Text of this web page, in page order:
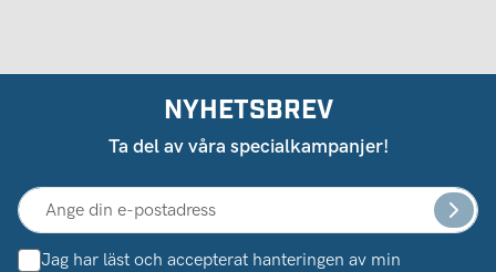
NYHETSBREV
Ta del av våra specialkampanjer!
Jag har läst och accepterat hanteringen av min